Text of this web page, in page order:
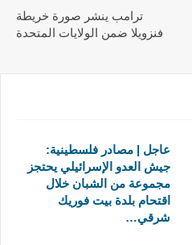
ترامب ينشر صورة خريطة
فنزويلا ضمن الولايات المتحدة
عاجل | مصادر فلسطينية:
جيش العدو الإسرائيلي يحتجز
مجموعة من الشبان خلال
اقتحام بلدة بيت فوريك
شرقي…